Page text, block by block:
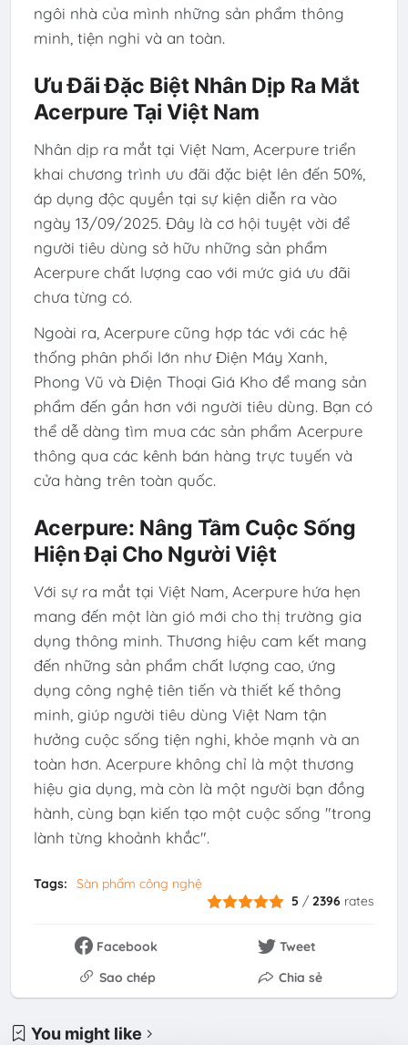
ngôi nhà của mình những sản phẩm thông
minh, tiện nghi và an toàn.
Ưu Đãi Đặc Biệt Nhân Dịp Ra Mắt
Acerpure Tại Việt Nam
Nhân dịp ra mắt tại Việt Nam, Acerpure triển
khai chương trình ưu đãi đặc biệt lên đến 50%,
áp dụng độc quyền tại sự kiện diễn ra vào
ngày 13/09/2025. Đây là cơ hội tuyệt vời để
người tiêu dùng sở hữu những sản phẩm
Acerpure chất lượng cao với mức giá ưu đãi
chưa từng có.
Ngoài ra, Acerpure cũng hợp tác với các hệ
thống phân phối lớn như Điện Máy Xanh,
Phong Vũ và Điện Thoại Giá Kho để mang sản
phẩm đến gần hơn với người tiêu dùng. Bạn có
thể dễ dàng tìm mua các sản phẩm Acerpure
thông qua các kênh bán hàng trực tuyến và
cửa hàng trên toàn quốc.
Acerpure: Nâng Tầm Cuộc Sống
Hiện Đại Cho Người Việt
Với sự ra mắt tại Việt Nam, Acerpure hứa hẹn
mang đến một làn gió mới cho thị trường gia
dụng thông minh. Thương hiệu cam kết mang
đến những sản phẩm chất lượng cao, ứng
dụng công nghệ tiên tiến và thiết kế thông
minh, giúp người tiêu dùng Việt Nam tận
hưởng cuộc sống tiện nghi, khỏe mạnh và an
toàn hơn. Acerpure không chỉ là một thương
hiệu gia dụng, mà còn là một người bạn đồng
hành, cùng bạn kiến tạo một cuộc sống "trong
lành từng khoảnh khắc".
Tags:
Sàn phẩm công nghệ
5 /2396 rates
Facebook
Tweet
Sao chép
Chia sẻ
You might like